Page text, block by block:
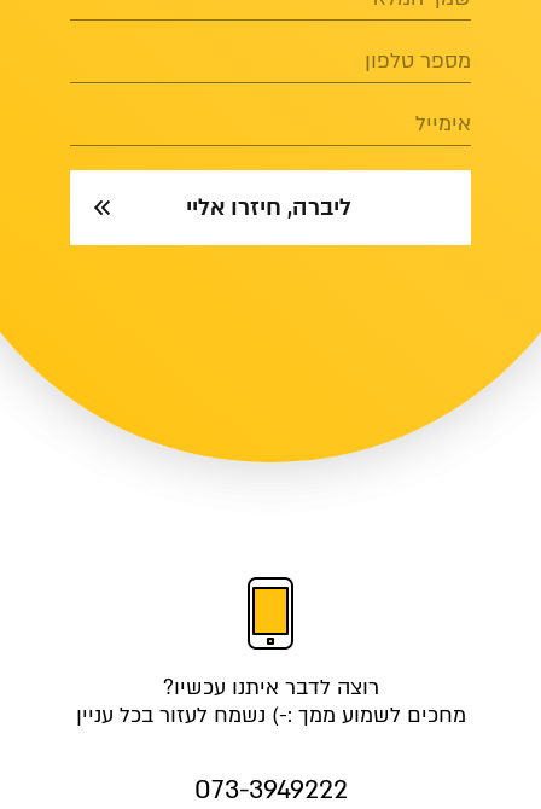
מספר טלפון
אימייל
ליברה, חיזרו אליי
רוצה לדבר איתנו עכשיו?
מחכים לשמוע ממך :-) נשמח לעזור בכל עניין
073-3949222